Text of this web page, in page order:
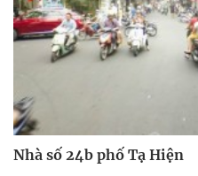
Nhà số 24b phố Tạ Hiện